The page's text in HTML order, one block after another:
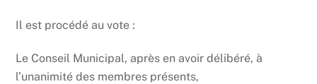
Il est procédé au vote :
Le Conseil Municipal, après en avoir délibéré, à
l’unanimité des membres présents,